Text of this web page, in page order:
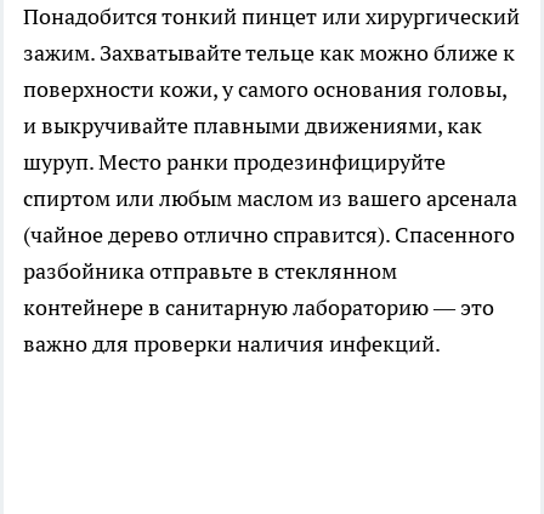
Понадобится тонкий пинцет или хирургический
зажим. Захватывайте тельце как можно ближе к
поверхности кожи, у самого основания головы,
и выкручивайте плавными движениями, как
шуруп. Место ранки продезинфицируйте
спиртом или любым маслом из вашего арсенала
(чайное дерево отлично справится). Спасенного
разбойника отправьте в стеклянном
контейнере в санитарную лабораторию — это
важно для проверки наличия инфекций.